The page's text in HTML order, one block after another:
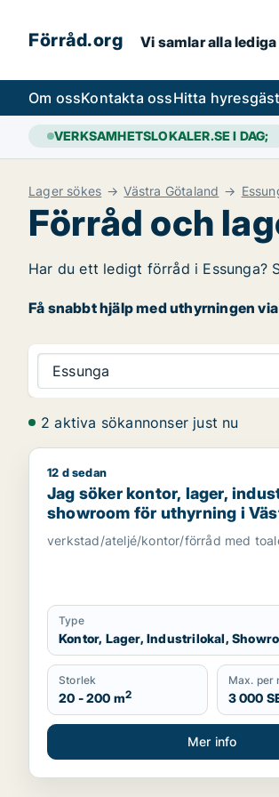
Förråd.org Vi samlar alla
Om ossKontakta ossHitta hyresgäst
VERKSAMHETSLOKALER.SE I DAG;
Lager sökes Västra Götaland
Förråd och
Har du ett ledigt förråd i Essunga?
Få snabbt hjälp med uthyrningen
Essunga
2 aktiva sökannonser just nu
Jag söker kontor, lager,
12 d sedan
Jag söker kontor, lager,
showroom för uthyrning i
verkstad/ateljé/kontor/förråd med
Type
Kontor, Lager, Industrilokal,
Storlek
20 - 200 m2
Max. per
3 000
Mer info